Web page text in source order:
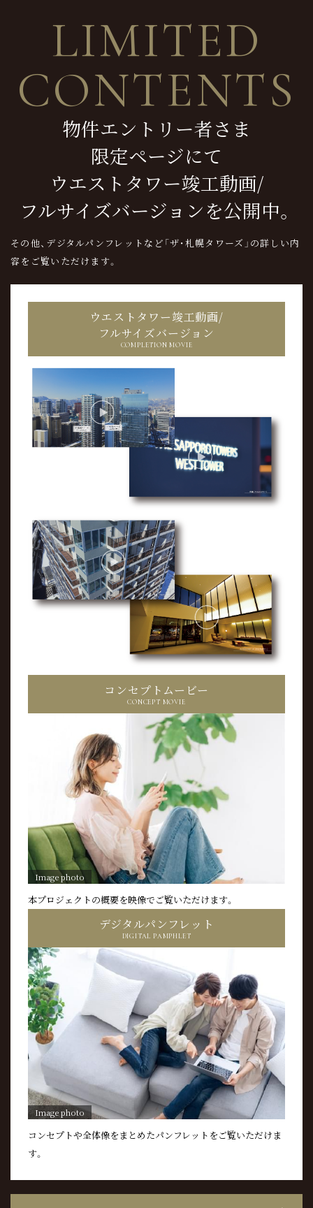
LIMITED
CONTENTS
物件エントリー者さま
限定ページにて
ウエストタワー竣工動画/
フルサイズバージョンを公開中。
その他、デジタルパンフレットなど 「ザ・札幌タワーズ」の詳しい内
容をご覧いただけます。
ウエストタワー竣工動画/
フルサイズバージョン
COMPLETION MOVIE
コンセプトムービー
CONCEPT MOVIE
Image photo
本プロジェクトの概要を映像でご覧いただけます。
デジタルパンフレット
DIGITAL PAMPHLET
Image photo
コンセプトや全体像をまとめたパンフレットをご覧いただけま
す。